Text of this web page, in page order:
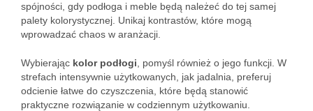
spójności, gdy podłoga i meble będą należeć do tej samej
palety kolorystycznej. Unikaj kontrastów, które mogą
wprowadzać chaos w aranżacji.
Wybierając kolor podłogi , pomyśl również o jego funkcji. W
strefach intensywnie użytkowanych, jak jadalnia, preferuj
odcienie łatwe do czyszczenia, które będą stanowić
praktyczne rozwiązanie w codziennym użytkowaniu.